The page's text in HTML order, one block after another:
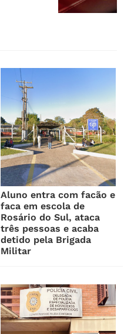
Aluno entra com facão e
faca em escola de
Rosário do Sul, ataca
três pessoas e acaba
detido pela Brigada
Militar